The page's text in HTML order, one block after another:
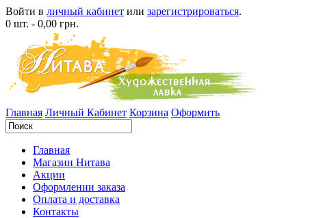
Войти в личный кабинет или зарегистрироваться.
0 шт. - 0,00 грн.
Главная Личный Кабинет Корзина Оформить
Главная
Магазин Нитава
Акции
Оформлении заказа
Оплата и доставка
Контакты